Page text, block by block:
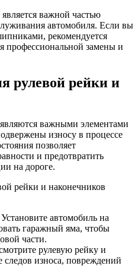
важной частью
автомобиля. Если вы
рекомендуется
профессиональной замены и
рулевой рейки и
важными элементами
износу в процессе
позволяет
и предотвратить
на дороге.
рейки и наконечников
Установите автомобиль на
гаражный яма, чтобы
части.
рулевую рейку и
износа, повреждений